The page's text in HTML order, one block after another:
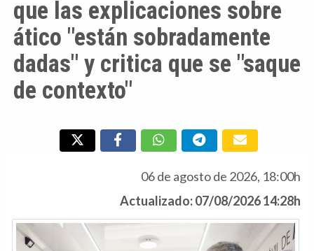
que las explicaciones sobre
ático "están sobradamente
dadas" y critica que se "saque
de contexto"
06 de agosto de 2026, 18:00h
Actualizado: 07/08/2026 14:28h